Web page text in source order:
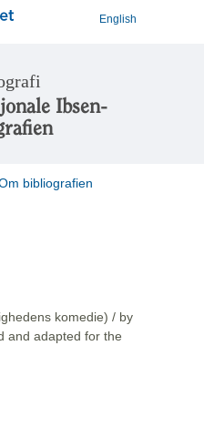
English
Ibsen-
bibliografien
komedie) / by
and adapted for the